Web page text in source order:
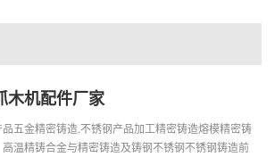
木机配件厂家
五金精密铸造.不锈钢产品加工精密铸造熔模精密铸
温精铸合金与精密铸造及铸钢不锈钢不锈钢铸造前